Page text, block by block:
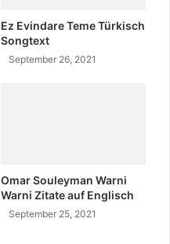
Ez Evindare Teme Türkisch
Songtext
September 26, 2021
Omar Souleyman Warni
Warni Zitate auf Englisch
September 25, 2021